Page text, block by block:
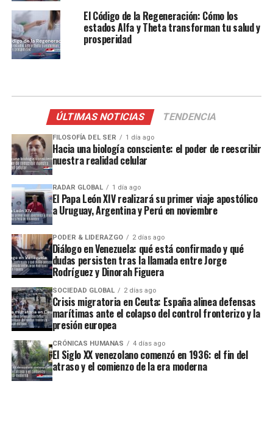
El Código de la Regeneración: Cómo los
estados Alfa y Theta transforman tu salud y
prosperidad
ÚLTIMAS NOTICIAS TENDENCIA
FILOSOFÍA DEL SER 1 día ago
Hacia una biología consciente: el poder de reescribir
nuestra realidad celular
RADAR GLOBAL 1 día ago
El Papa León XIV realizará su primer viaje apostólico
a Uruguay, Argentina y Perú en noviembre
PODER & LIDERAZGO 2 días ago
Diálogo en Venezuela: qué está confirmado y qué
dudas persisten tras la llamada entre Jorge
Rodríguez y Dinorah Figuera
SOCIEDAD GLOBAL 2 días ago
Crisis migratoria en Ceuta: España alinea defensas
marítimas ante el colapso del control fronterizo y la
presión europea
CRÓNICAS HUMANAS 4 días ago
El Siglo XX venezolano comenzó en 1936: el fin del
atraso y el comienzo de la era moderna